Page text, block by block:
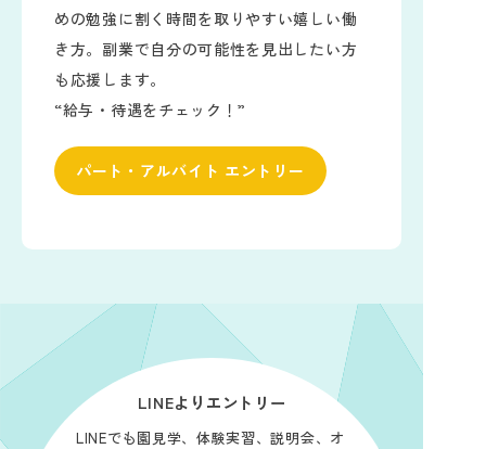
めの勉強に割く時間を取りやすい嬉しい働
き方。副業で自分の可能性を見出したい方
も応援します。
“給与・待遇をチェック！”
パート・アルバイト エントリー
LINEよりエントリー
LINEでも園見学、体験実習、説明会、オ